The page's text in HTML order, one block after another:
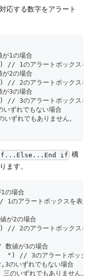
応する数字をアラート
1の場合
1のアラートボックスを表示
2の場合
2のアラートボックスを表示
3の場合
3のアラートボックスを表示
ずれでもない場合
ずれでもありません。
if 構
ます。
場合
のアラートボックスを表示しま
が2の場合
2のアラートボックスを表示
値が3の場合
// 3のアラートボックスを
いずれでもない場合
いずれでもありません。